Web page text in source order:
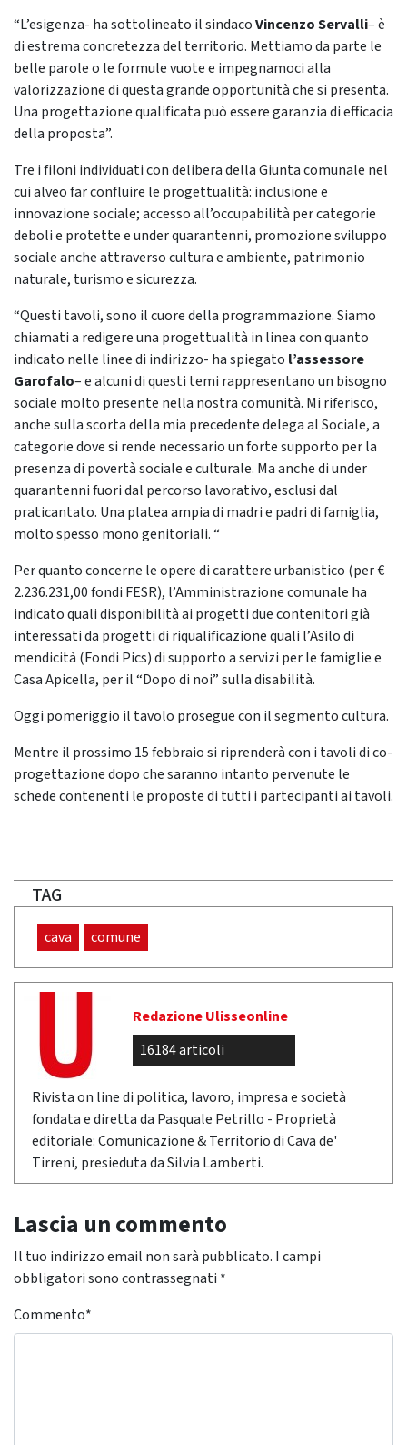
“L’esigenza- ha sottolineato il sindacoVincenzo Servalli– è
di estrema concretezza del territorio. Mettiamo da parte le
belle parole o le formule vuote e impegnamoci alla
valorizzazione di questa grande opportunità che si presenta.
Una progettazione qualificata può essere garanzia di efficacia
della proposta”.
Tre i filoni individuati con delibera della Giunta comunale nel
cui alveo far confluire le progettualità: inclusione e
innovazione sociale; accesso all’occupabilità per categorie
deboli e protette e under quarantenni, promozione sviluppo
sociale anche attraverso cultura e ambiente, patrimonio
naturale, turismo e sicurezza.
“Questi tavoli, sono il cuore della programmazione. Siamo
chiamati a redigere una progettualità in linea con quanto
indicato nelle linee di indirizzo- ha spiegato l’assessore
Garofalo– e alcuni di questi temi rappresentano un bisogno
sociale molto presente nella nostra comunità. Mi riferisco,
anche sulla scorta della mia precedente delega al Sociale, a
categorie dove si rende necessario un forte supporto per la
presenza di povertà sociale e culturale. Ma anche di under
quarantenni fuori dal percorso lavorativo, esclusi dal
praticantato. Una platea ampia di madri e padri di famiglia,
molto spesso mono genitoriali. “
Per quanto concerne le opere di carattere urbanistico (per €
2.236.231,00 fondi FESR), l’Amministrazione comunale ha
indicato quali disponibilità ai progetti due contenitori già
interessati da progetti di riqualificazione quali l’Asilo di
mendicità (Fondi Pics) di supporto a servizi per le famiglie e
Casa Apicella, per il “Dopo di noi” sulla disabilità.
Oggi pomeriggio il tavolo prosegue con il segmento cultura.
Mentre il prossimo 15 febbraio si riprenderà con i tavoli di co-
progettazione dopo che saranno intanto pervenute le
schede contenenti le proposte di tutti i partecipanti ai tavoli.
TAG
cava comune
Redazione Ulisseonline
16184 articoli
Rivista on line di politica, lavoro, impresa e società
fondata e diretta da Pasquale Petrillo - Proprietà
editoriale: Comunicazione & Territorio di Cava de'
Tirreni, presieduta da Silvia Lamberti.
Lascia un commento
Il tuo indirizzo email non sarà pubblicato. I campi
obbligatori sono contrassegnati *
Commento*